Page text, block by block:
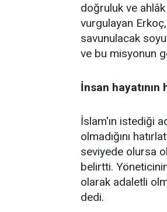
doğruluk ve
vurgulayan
savunulacak
ve bu misyonun
İnsan
İslam'ın istediği
olmadığını
seviyede olursa
belirtti.
olarak adaletli
dedi.